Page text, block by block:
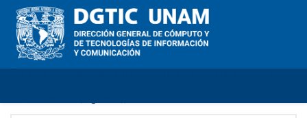
Saltar al contenido principal